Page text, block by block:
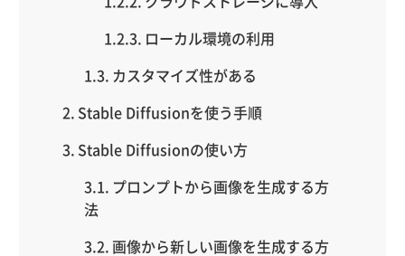
ローカル環境の利用
カスタマイズ性がある
Stable Diffusionを使う手順
Stable Diffusionの使い方
プロンプトから画像を生成する方
法
画像から新しい画像を生成する方